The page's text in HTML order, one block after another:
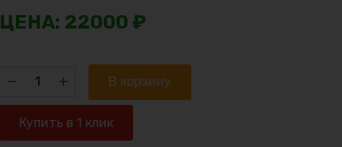
22000₽
Количество
Lifepo4
В корзину
Купить в 1 клик